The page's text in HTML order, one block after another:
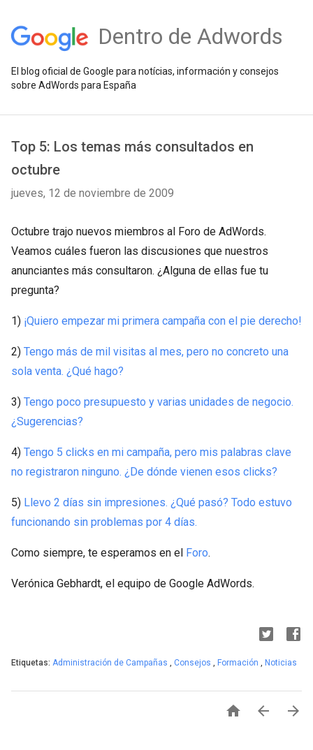
Dentro de Adwords
El blog oficial de Google para notícias, información y consejos
sobre AdWords para España
Top 5: Los temas más consultados en
octubre
jueves, 12 de noviembre de 2009
Octubre trajo nuevos miembros al Foro de AdWords.
Veamos cuáles fueron las discusiones que nuestros
anunciantes más consultaron. ¿Alguna de ellas fue tu
pregunta?
1) ¡Quiero empezar mi primera campaña con el pie derecho!
2) Tengo más de mil visitas al mes, pero no concreto una
sola venta. ¿Qué hago?
3) Tengo poco presupuesto y varias unidades de negocio.
¿Sugerencias?
4) Tengo 5 clicks en mi campaña, pero mis palabras clave
no registraron ninguno. ¿De dónde vienen esos clicks?
5) Llevo 2 días sin impresiones. ¿Qué pasó? Todo estuvo
funcionando sin problemas por 4 días.
Como siempre, te esperamos en el Foro.
Verónica Gebhardt, el equipo de Google AdWords.
Etiquetas: Administración de Campañas , Consejos , Formación , Noticias
  